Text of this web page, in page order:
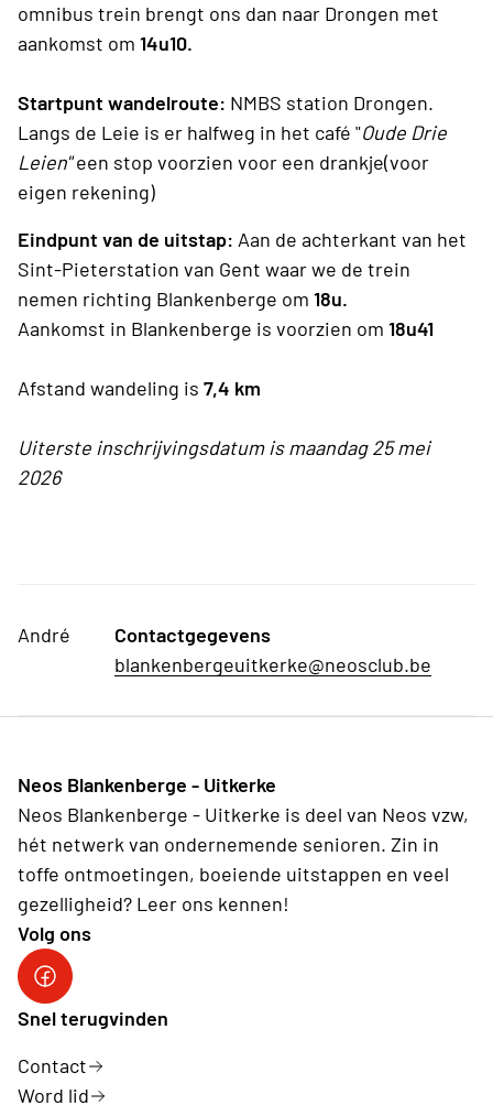
omnibus trein brengt ons dan naar Drongen met
aankomst om 14u10.
Startpunt wandelroute: NMBS station Drongen.
Langs de Leie is er halfweg in het café "Oude Drie
Leien"een stop voorzien voor een drankje(voor
eigen rekening)
Eindpunt van de uitstap: Aan de achterkant van het
Sint-Pieterstation van Gent waar we de trein
nemen richting Blankenberge om 18u.
Aankomst in Blankenberge is voorzien om 18u41
Afstand wandeling is 7,4 km
Uiterste inschrijvingsdatum is maandag 25 mei
2026
André
Contactgegevens
blankenbergeuitkerke@neosclub.be
Neos Blankenberge - Uitkerke
Neos Blankenberge - Uitkerke is deel van Neos vzw,
hét netwerk van ondernemende senioren. Zin in
toffe ontmoetingen, boeiende uitstappen en veel
gezelligheid? Leer ons kennen!
Volg ons
Neos Blankenberge - Uitkerke
Snel terugvinden
Contact
Word lid